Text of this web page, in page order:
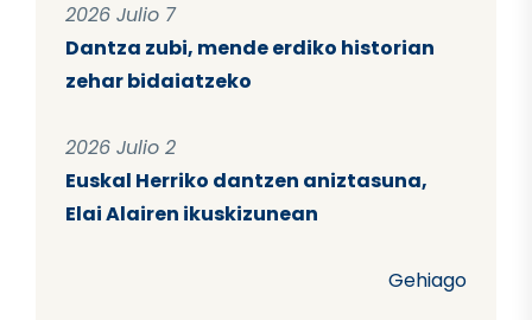
2026 Julio 7
Dantza zubi, mende erdiko historian
zehar bidaiatzeko
2026 Julio 2
Euskal Herriko dantzen aniztasuna,
Elai Alairen ikuskizunean
Gehiago